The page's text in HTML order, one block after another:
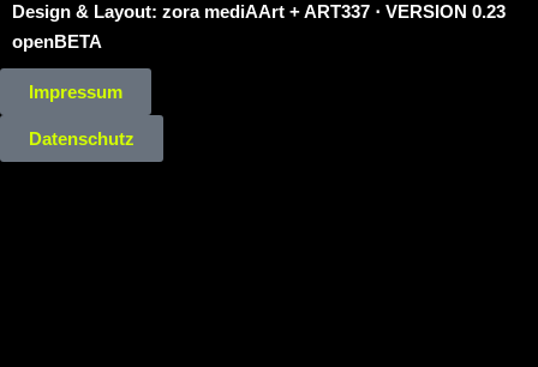
Design & Layout: zora mediAArt + ART337 ⋅ VERSION 0.23
openBETA
Impressum
Datenschutz